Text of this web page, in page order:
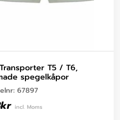
T5 / T6,
spegelkåpor
67897
kr incl. Moms